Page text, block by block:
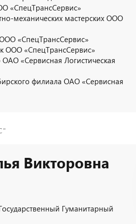
«СпецТрансСервис»
механических мастерских ООО
«СпецТрансСервис»
ООО «СпецТрансСервис»
«Сервисная Логистическая
филиала ОАО «Сервисная
Викторовна
Гуманитарный